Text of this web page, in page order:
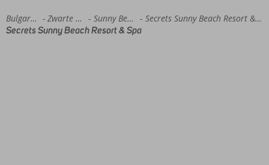
Home Bulgarije Zwarte Zee Sunny Beach
Secrets Sunny Beach Resort & Spa
Secrets Sunny Beach Resort & Spa